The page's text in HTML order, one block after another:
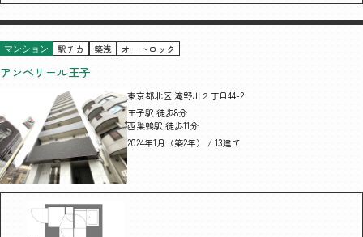
マンション 駅チカ 築浅 オートロック
アンベリール王子
東京都北区 滝野川２丁目44-2
王子駅 徒歩8分
西巣鴨駅 徒歩11分
2024年1月（築2年） / 13建て